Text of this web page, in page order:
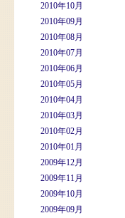
2010年10月
2010年09月
2010年08月
2010年07月
2010年06月
2010年05月
2010年04月
2010年03月
2010年02月
2010年01月
2009年12月
2009年11月
2009年10月
2009年09月